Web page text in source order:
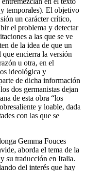
temporales). El objetivo
un carácter crítico,
el problema y detectar
a las que se ve
de la idea de que un
encierra la versión
u otra, en el
ideológica y
de dicha información
dos germanistas dejan
de esta obra “los
y loable, dada
con las que se
Gemma Fouces
aborda el tema de la
su traducción en Italia.
del interés que hay